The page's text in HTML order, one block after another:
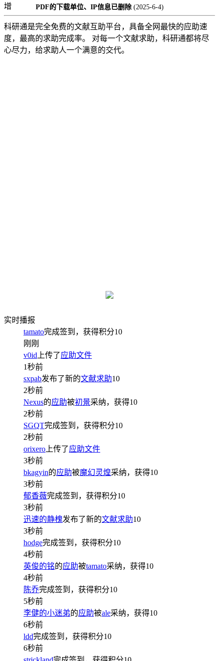
增
PDF的下载单位、IP信息已删除 (2025-6-4)
科研通是完全免费的文献互助平台，具备全网最快的应助速
度，最高的求助完成率。 对每一个文献求助，科研通都将尽
心尽力，给求助人一个满意的交代。
实时播报
tamato完成签到，获得积分10
刚刚
v0id 上传了应助文件
1秒前
sxpab发布了新的文献求助10
2秒前
Nexus的应助被初景采纳，获得10
2秒前
SGQT完成签到，获得积分10
2秒前
orixero 上传了应助文件
3秒前
bkagyin的应助被魔幻灵煌采纳，获得10
3秒前
郁香薇完成签到，获得积分10
3秒前
迅速的静槐发布了新的文献求助10
3秒前
hodge完成签到，获得积分10
4秒前
英俊的铭的应助被tamato采纳，获得10
4秒前
陈乔完成签到，获得积分10
5秒前
李健的小迷弟的应助被ale采纳，获得10
6秒前
ldd完成签到，获得积分10
6秒前